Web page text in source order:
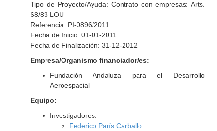
Tipo de Proyecto/Ayuda: Contrato con empresas: Arts.
68/83 LOU
Referencia: PI-0896/2011
Fecha de Inicio: 01-01-2011
Fecha de Finalización: 31-12-2012
Empresa/Organismo financiador/es:
Fundación Andaluza para el Desarrollo
Aeroespacial
Equipo:
Investigadores:
Federico París Carballo